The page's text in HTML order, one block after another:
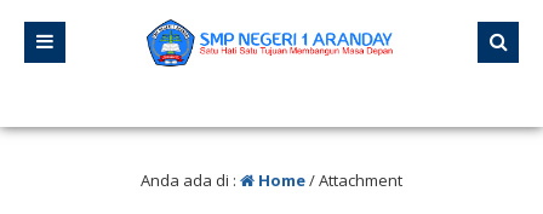
Anda ada di : Home/ Attachment